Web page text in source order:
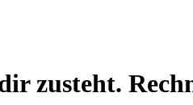
zusteht.